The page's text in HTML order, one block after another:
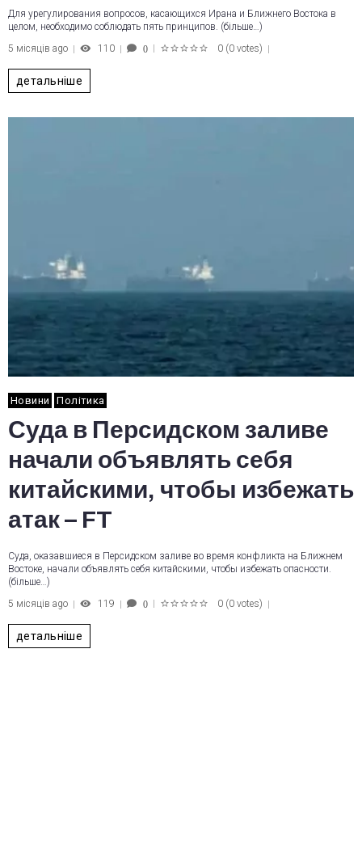
Для урегулирования вопросов, касающихся Ирана и Ближнего Востока в
целом, необходимо соблюдать пять принципов. (більше…)
5 місяців ago
110 0 0 (0 votes)
детальніше
Новини Політика
Суда в Персидском заливе
начали объявлять себя
китайскими, чтобы избежать
атак – FT
Суда, оказавшиеся в Персидском заливе во время конфликта на Ближнем
Востоке, начали объявлять себя китайскими, чтобы избежать опасности.
(більше…)
5 місяців ago
119 0 0 (0 votes)
детальніше